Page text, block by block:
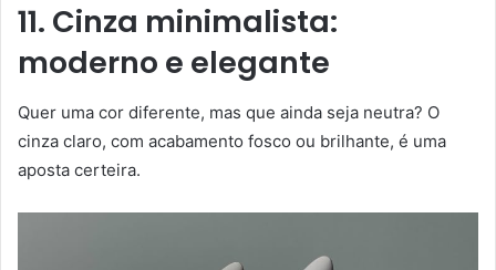
11. Cinza minimalista:
moderno e elegante
Quer uma cor diferente, mas que ainda seja neutra? O
cinza claro, com acabamento fosco ou brilhante, é uma
aposta certeira.